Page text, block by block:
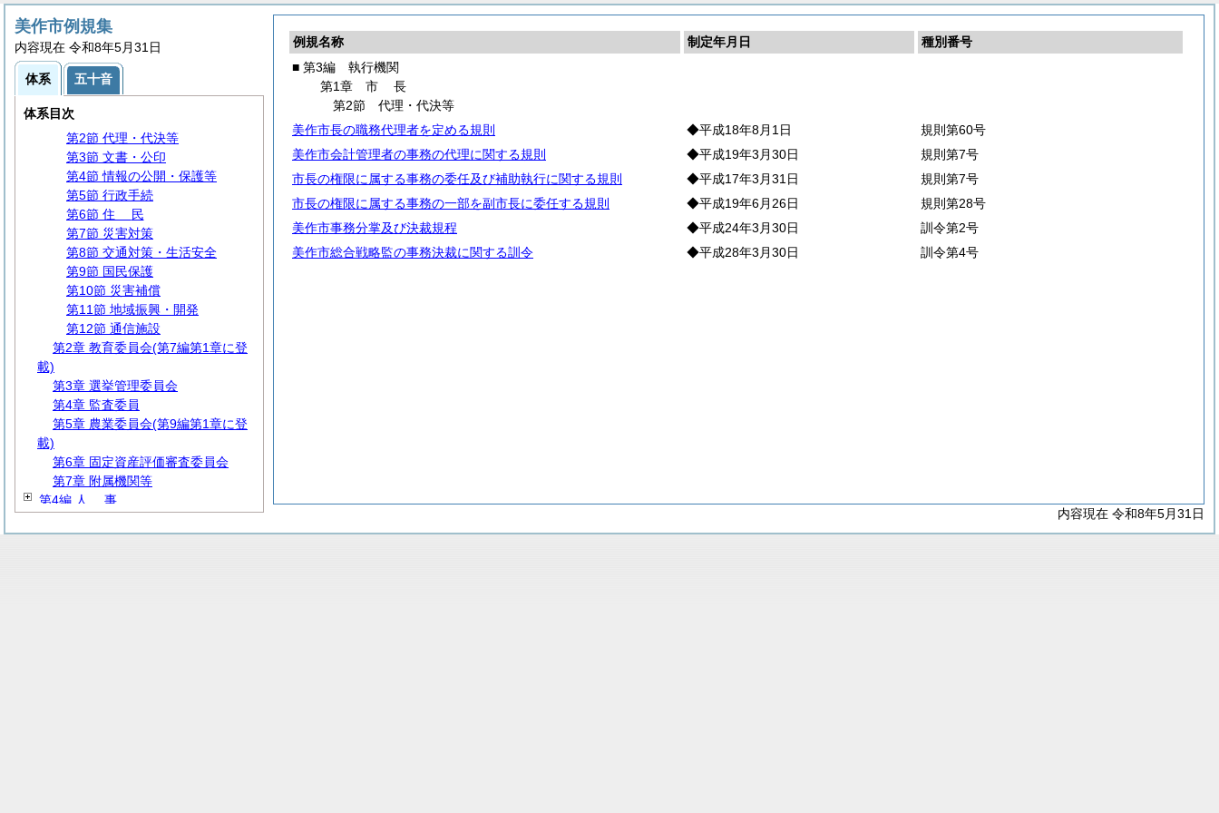
例規名称 制定年月日
種別番号
■ 第3編 執行機関
第1章 市長
第2節 代理・代決等
美作市長の職務代理者を定める規則
◆平成18年8月1日
規則第60号
美作市会計管理者の事務の代理に関する規則
◆平成19年3月30日
規則第7号
市長の権限に属する事務の委任及び補助執行に関する規則
◆平成17年3月31日
規則第7号
市長の権限に属する事務の一部を副市長に委任する規則
◆平成19年6月26日
規則第28号
美作市事務分掌及び決裁規程
◆平成24年3月30日
訓令第2号
美作市総合戦略監の事務決裁に関する訓令
◆平成28年3月30日 訓令第4号
内容現在 令和8年5月31日
美作市例規集
内容現在 令和8年5月31日
体系 五十音
体系目次
第1編総規
第2編議会
第3編 執行機関
第1章市長
第1節 事務分掌
第2節 代理・代決等
第3節 文書・公印
第4節 情報の公開・保護等
第5節 行政手続
第6節 住
民
第7節 災害対策
第8節 交通対策・生活安全
第9節 国民保護
第10節 災害補償
第11節 地域振興・開発
第12節 通信施設
第2章 教育委員会(第7編第1章に登
載)
第3章 選挙管理委員会
第4章 監査委員
第5章 農業委員会(第9編第1章に登
載)
第6章 固定資産評価審査委員会
第7章 附属機関等
第4編 人 事
第6編財務